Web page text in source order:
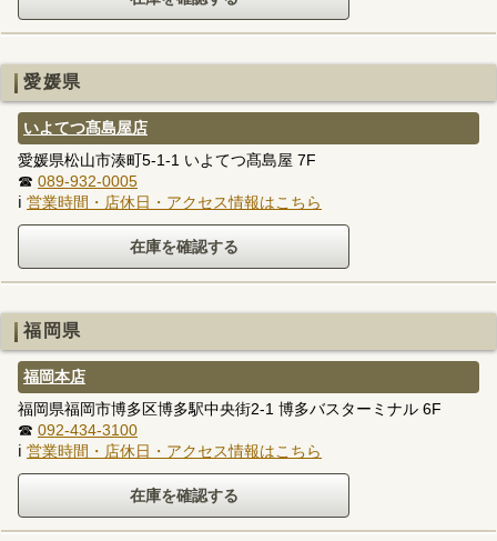
愛媛県
いよてつ髙島屋店
愛媛県松山市湊町5-1-1 いよてつ髙島屋 7F
☎ 089-932-0005
ℹ 営業時間・店休日・アクセス情報はこちら
福岡県
福岡本店
福岡県福岡市博多区博多駅中央街2-1 博多バスターミナル 6F
☎ 092-434-3100
ℹ 営業時間・店休日・アクセス情報はこちら